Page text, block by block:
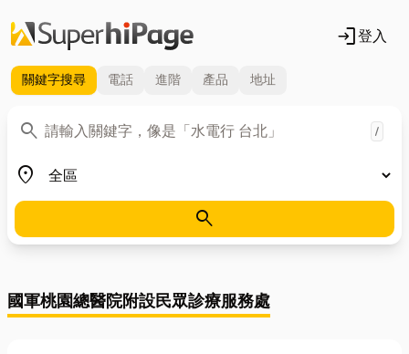
login登入
關鍵字搜尋 電話 進階 產品 地址
search
關鍵字 /
place
地區
search
國軍桃園總醫院附設民眾診療服務處